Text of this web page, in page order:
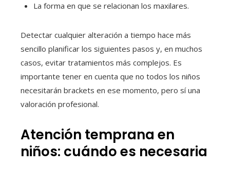
La forma en que se relacionan los maxilares.
Detectar cualquier alteración a tiempo hace más
sencillo planificar los siguientes pasos y, en muchos
casos, evitar tratamientos más complejos. Es
importante tener en cuenta que no todos los niños
necesitarán brackets en ese momento, pero sí una
valoración profesional.
Atención temprana en
niños: cuándo es necesaria